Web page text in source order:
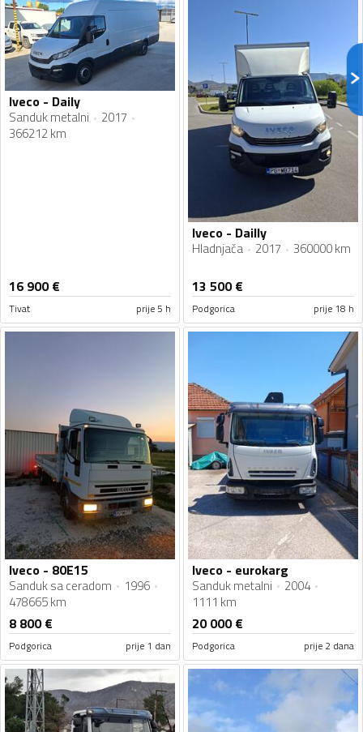
Iveco - Daily
Sanduk metalni
2017
366212 km
16 900€
Tivat prije 5 h
Iveco - Dailly
Hladnjača 2017 360000 km
13 500€
Podgorica prije 18 h
Iveco - 80E15
Sanduk sa ceradom
1996
478665 km
8 800€
Podgorica prije 1 dan
Iveco - eurokarg
Sanduk metalni
2004
1111 km
20 000€
Podgorica prije 2 dana